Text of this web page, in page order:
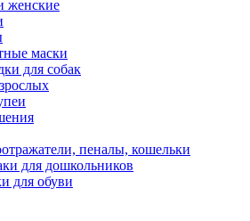
женские
маски
для собак
пеналы, кошельки
для дошкольников
для обуви